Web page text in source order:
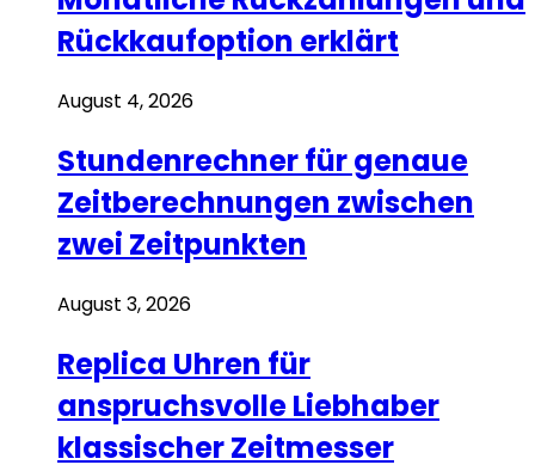
Rückkaufoption erklärt
August 4, 2026
Stundenrechner für genaue
Zeitberechnungen zwischen
zwei Zeitpunkten
August 3, 2026
Replica Uhren für
anspruchsvolle Liebhaber
klassischer Zeitmesser